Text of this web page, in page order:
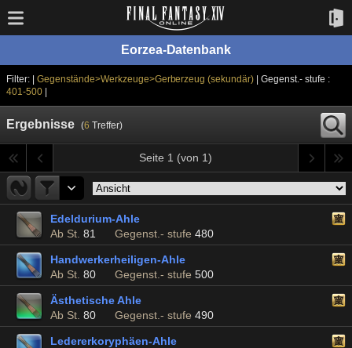
Eorzea-Datenbank
Filter: | Gegenstände>Werkzeuge>Gerberzeug (sekundär)
| Gegenst.- stufe :
401-500|
Ergebnisse (6 Treffer)
Seite 1 (von 1)
Edeldurium-Ahle
Ab St. 81 Gegenst.- stufe 480
Handwerkerheiligen-Ahle
Ab St. 80 Gegenst.- stufe 500
Ästhetische Ahle
Ab St. 80 Gegenst.- stufe 490
Ledererkoryphäen-Ahle